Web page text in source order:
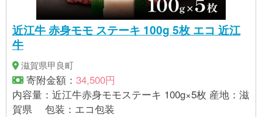
近江牛 赤身モモ ステーキ 100g 5枚 エコ 近江
牛
滋賀県甲良町
寄附金額： 34,500円
内容量：近江牛赤身モモステーキ 100g×5枚 産地：滋
賀県 包装：エコ包装